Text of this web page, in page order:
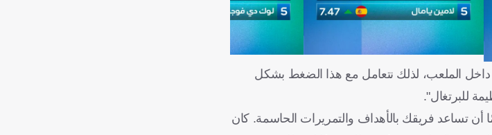
داخل الملعب، لذلك نتعامل مع هذا الضغط بشكل
للبرتغال".
تساعد فريقك بالأهداف والتمريرات الحاسمة. كان